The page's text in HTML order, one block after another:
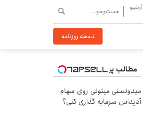
آرشیو
نسخه روزنامه
مطالب پیشنهادی
میدونستی میتونی روی سهام
آدیداس سرمایه گذاری کنی؟